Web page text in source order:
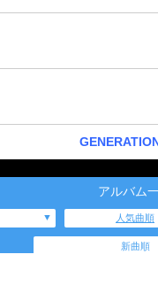
アルバム
人気曲順
新曲順